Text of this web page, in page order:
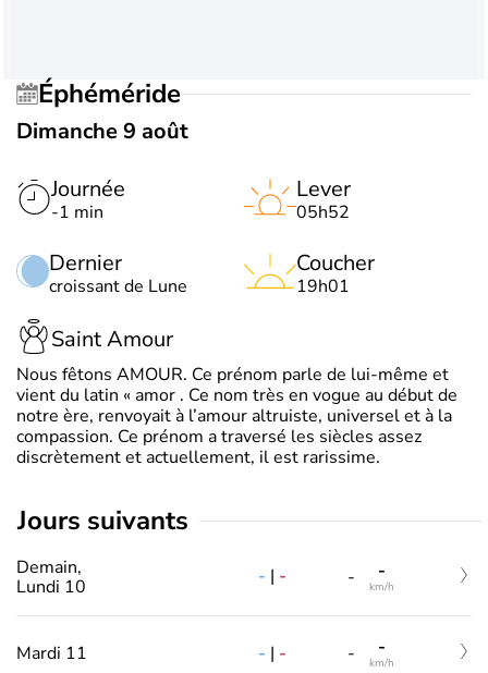
Éphéméride
Dimanche 9 août
Journée
-1 min
Dernier
croissant de Lune
Lever
05h52
Coucher
19h01
Saint Amour
Nous fêtons AMOUR. Ce prénom parle de lui-même et
vient du latin « amor . Ce nom très en vogue au début de
notre ère, renvoyait à l’amour altruiste, universel et à la
compassion. Ce prénom a traversé les siècles assez
discrètement et actuellement, il est rarissime.
jours suivants
Demain,
Lundi 10
- | - - -
km/h
Mardi 11 - | - - -
km/h